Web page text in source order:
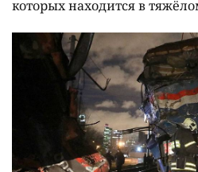
которых находится в